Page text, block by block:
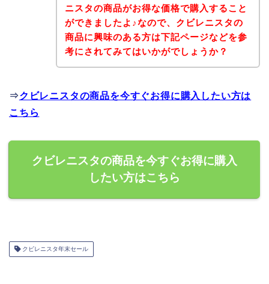
ニスタの商品がお得な価格で購入すること
ができましたよ♪なので、クビレニスタの
商品に興味のある方は下記ページなどを参
考にされてみてはいかがでしょうか？
⇒クビレニスタの商品を今すぐお得に購入したい方は
こちら
クビレニスタの商品を今すぐお得に購入
したい方はこちら
クビレニスタ年末セール